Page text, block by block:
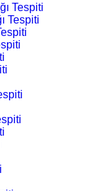
Tespiti
Tespiti